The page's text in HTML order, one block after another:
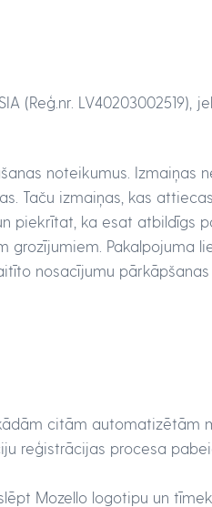
(Reģ.nr. LV40203002519),
noteikumus. Izmaiņas
Taču izmaiņas, kas
piekrītat, ka esat atbildīgs
grozījumiem. Pakalpojuma
nosacījumu
citām automatizētām
reģistrācijas procesa
Mozello logotipu un